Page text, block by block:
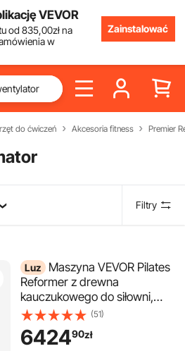
VEVOR
od835,00złna
w
Zainstalować
do ćwiczeń Akcesoria fitness Premier
Filtry
Luz Maszyna VEVOR Pilates
Reformer z drewna
kauczukowego do siłowni,
sprzęt do treningu siłowego z
podwójnym oporem,
Reformer Box, trampolina, dla
(51)
642490zł